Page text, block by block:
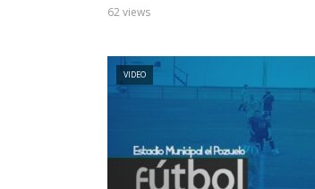
62 views
VIDEO